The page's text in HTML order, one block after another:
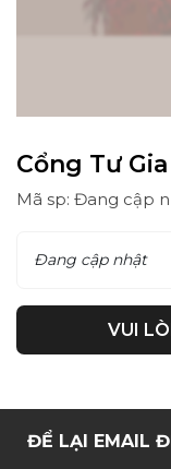
Cổng Tư
Mã sp: Đang cập
Đang cập nhật
VUI
ĐỂ LẠI EMAIL